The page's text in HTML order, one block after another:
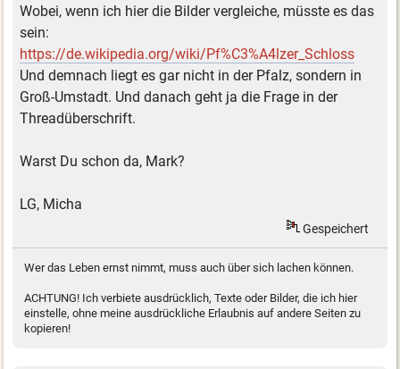
Wobei, wenn ich hier die Bilder vergleiche, müsste es das
sein:
https://de.wikipedia.org/wiki/Pf%C3%A4lzer_Schloss
Und demnach liegt es gar nicht in der Pfalz, sondern in
Groß-Umstadt. Und danach geht ja die Frage in der
Threadüberschrift.
Warst Du schon da, Mark?
LG, Micha
Gespeichert
Wer das Leben ernst nimmt, muss auch über sich lachen können.
ACHTUNG! Ich verbiete ausdrücklich, Texte oder Bilder, die ich hier
einstelle, ohne meine ausdrückliche Erlaubnis auf andere Seiten zu
kopieren!